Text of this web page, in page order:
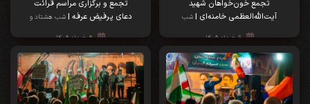
تجمع خون‌خواهان شهید
آیت‌الله‌العظمی خامنه‌ای | شب
۶ خرداد ۱۴۰۵
تجمع و برگزاری مراسم قرائت
دعای پرفیض عرفه |شب هشتاد و
۵ خرداد ۱۴۰۵